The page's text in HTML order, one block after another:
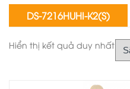
DS-7216HUHI-K2(S)
Hiển thị kết quả duy nhất